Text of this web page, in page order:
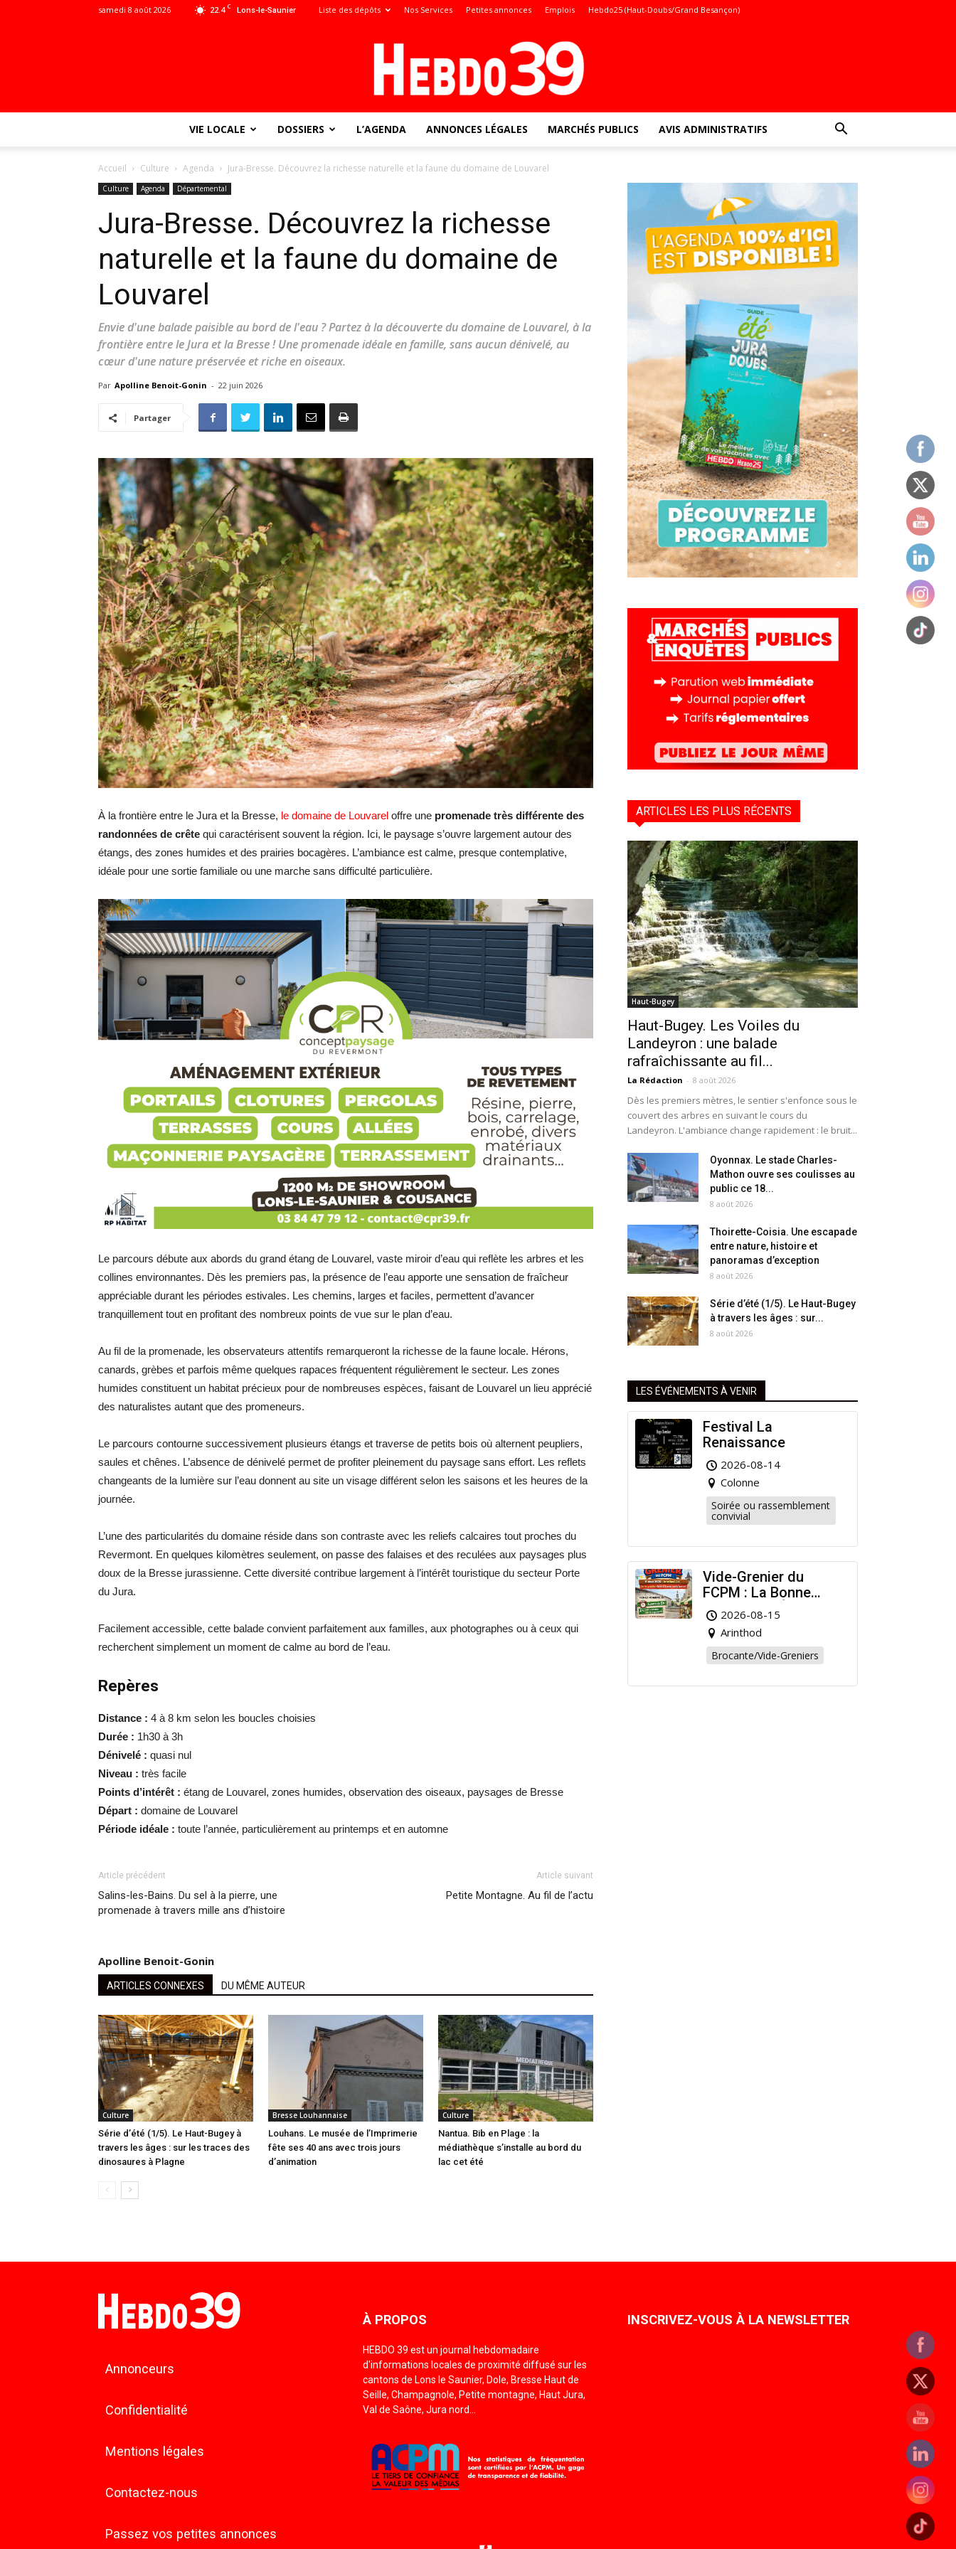
22.4 C Lons-le-Saunier
samedi 8 août 2026 Liste des dépôts Nos Services Petites annonces Emplois Hebdo25 (Haut-Doubs/Grand Besançon)
toute
locale
–
Hebdo39
VIE LOCALE DOSSIERS L’AGENDA ANNONCES LÉGALES MARCHÉS PUBLICS AVIS ADMINISTRATIFS
Accueil Culture Agenda Jura-Bresse. Découvrez la richesse naturelle et la faune du domaine de Louvarel
Culture Agenda Départemental
Jura-Bresse. Découvrez la richesse
naturelle et la faune du domaine de
Louvarel
Envie d'une balade paisible au bord de l'eau ? Partez à la découverte du domaine de Louvarel, à la
frontière entre le Jura et la Bresse ! Une promenade idéale en famille, sans aucun dénivelé, au
cœur d'une nature préservée et riche en oiseaux.
Par Apolline Benoit-Gonin - 22 juin 2026
Partager
À la frontière entre le Jura et la Bresse, le domaine de Louvarel offre une promenade très différente des
randonnées de crête qui caractérisent souvent la région. Ici, le paysage s’ouvre largement autour des
étangs, des zones humides et des prairies bocagères. L’ambiance est calme, presque contemplative,
idéale pour une sortie familiale ou une marche sans difficulté particulière.
Le parcours débute aux abords du grand étang de Louvarel, vaste miroir d’eau qui reflète les arbres et les
collines environnantes. Dès les premiers pas, la présence de l’eau apporte une sensation de fraîcheur
appréciable durant les périodes estivales. Les chemins, larges et faciles, permettent d’avancer
tranquillement tout en profitant des nombreux points de vue sur le plan d’eau.
Au fil de la promenade, les observateurs attentifs remarqueront la richesse de la faune locale. Hérons,
canards, grèbes et parfois même quelques rapaces fréquentent régulièrement le secteur. Les zones
humides constituent un habitat précieux pour de nombreuses espèces, faisant de Louvarel un lieu apprécié
des naturalistes autant que des promeneurs.
Le parcours contourne successivement plusieurs étangs et traverse de petits bois où alternent peupliers,
saules et chênes. L’absence de dénivelé permet de profiter pleinement du paysage sans effort. Les reflets
changeants de la lumière sur l’eau donnent au site un visage différent selon les saisons et les heures de la
journée.
L’une des particularités du domaine réside dans son contraste avec les reliefs calcaires tout proches du
Revermont. En quelques kilomètres seulement, on passe des falaises et des reculées aux paysages plus
doux de la Bresse jurassienne. Cette diversité contribue largement à l’intérêt touristique du secteur Porte
du Jura.
Facilement accessible, cette balade convient parfaitement aux familles, aux photographes ou à ceux qui
recherchent simplement un moment de calme au bord de l’eau.
Repères
Distance : 4 à 8 km selon les boucles choisies
Durée : 1h30 à 3h
Dénivelé : quasi nul
Niveau : très facile
Points d’intérêt : étang de Louvarel, zones humides, observation des oiseaux, paysages de Bresse
Départ : domaine de Louvarel
Période idéale : toute l’année, particulièrement au printemps et en automne
Article précédent
Salins-les-Bains. Du sel à la pierre, une
promenade à travers mille ans d’histoire
Article suivant
Petite Montagne. Au fil de l’actu
Apolline Benoit-Gonin
ARTICLES CONNEXES DU MÊME AUTEUR
Culture
Série d’été (1/5). Le Haut-Bugey à
travers les âges : sur les traces des
dinosaures à Plagne
Bresse Louhannaise
Louhans. Le musée de l’Imprimerie
fête ses 40 ans avec trois jours
d’animation
Culture
Nantua. Bib en Plage : la
médiathèque s’installe au bord du
lac cet été
ARTICLES LES PLUS RÉCENTS
Haut-Bugey
Haut-Bugey. Les Voiles du
Landeyron : une balade
rafraîchissante au fil...
La Rédaction - 8 août 2026
Dès les premiers mètres, le sentier s'enfonce sous le
couvert des arbres en suivant le cours du
Landeyron. L'ambiance change rapidement : le bruit...
Oyonnax. Le stade Charles-
Mathon ouvre ses coulisses au
public ce 18...
8 août 2026
Thoirette-Coisia. Une escapade
entre nature, histoire et
panoramas d’exception
8 août 2026
Série d’été (1/5). Le Haut-Bugey
à travers les âges : sur...
8 août 2026
LES ÉVÉNEMENTS À VENIR
Festival La
Renaissance
2026-08-14
Colonne
Soirée ou rassemblement
convivial
Vide-Grenier du
FCPM : La Bonne
Affaire de l’Été à
Arinthod !
2026-08-15
Arinthod
Brocante/Vide-Greniers